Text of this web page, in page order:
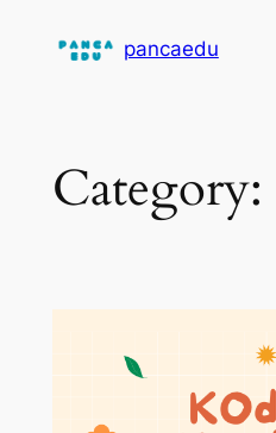
pancaedu
Category: